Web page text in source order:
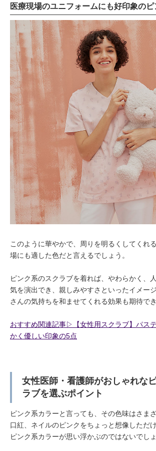
医療現場のユニフォームにも好印象の
このように華やかで、周りを明るくしてくれ
場にも適した色だと言えるでしょう。
ピンク系のスクラブを着れば、やわらかく、
気を演出でき、親しみやすさといったイメー
さんの気持ちを和ませてくれる効果も期待でき
おすすめ関連記事▷【女性用スクラブ】パス
かく優しい印象の5点
女性医師・看護師がおしゃれな
ラブを選ぶポイント
ピンク系カラーと言っても、その色味はさま
口紅、ネイルのピンクをちょっと想像しただ
ピンク系カラーが思い浮かぶのではないでしょ